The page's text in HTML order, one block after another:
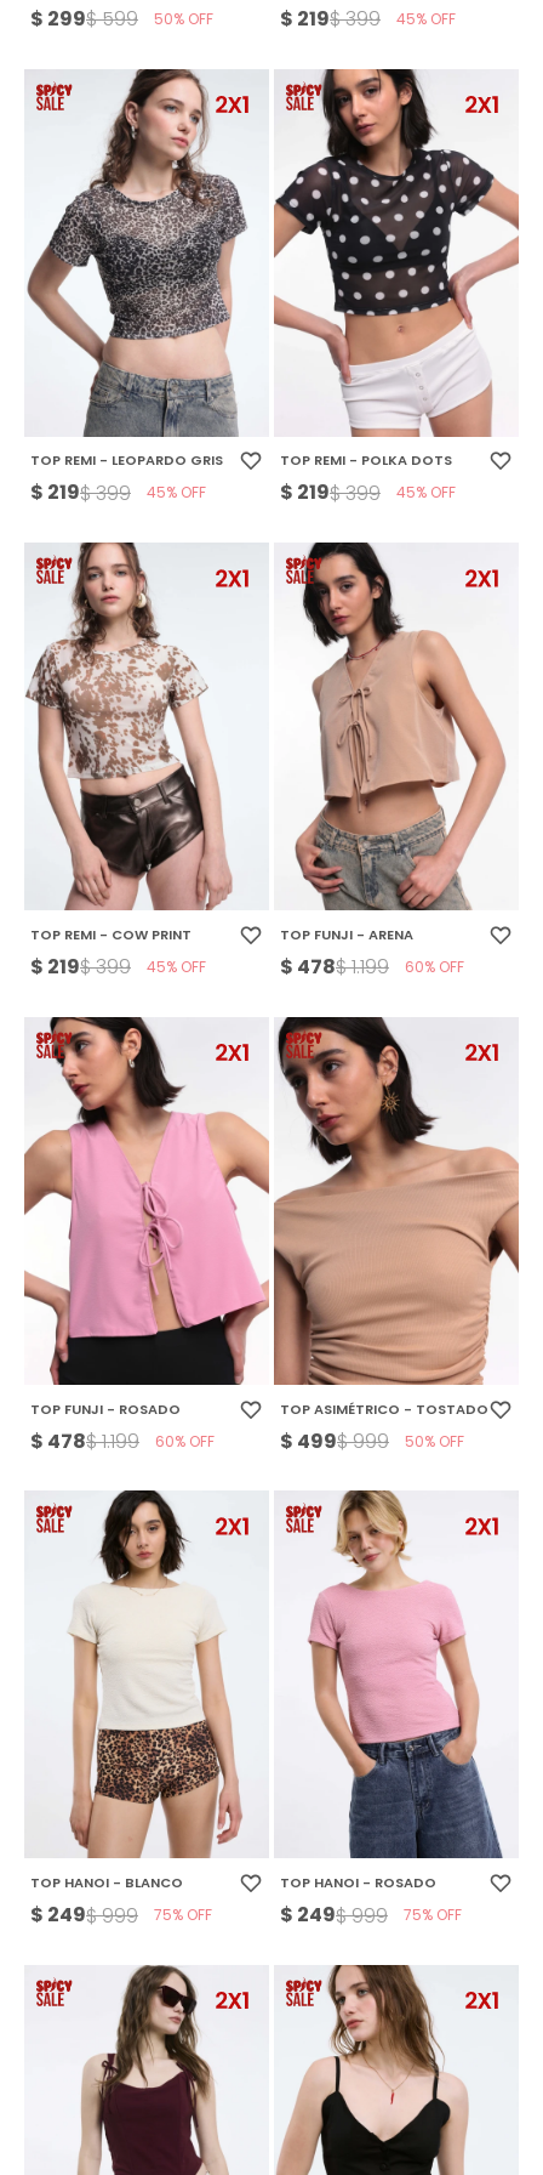
$ 299$599 50 $ 219$399 45
TOP REMI - LEOPARDO GRIS
$ 219$399 45
TOP REMI - POLKA DOTS
$ 219$399 45
TOP REMI - COW PRINT
$ 219$399 45
TOP FUNJI - ARENA
$ 478$1.199 60
TOP FUNJI - ROSADO
$ 478$1.199 60
TOP ASIMÉTRICO - TOSTADO
$ 499$999 50
TOP HANOI - BLANCO
$ 249$999 75
TOP HANOI - ROSADO
$ 249$999 75